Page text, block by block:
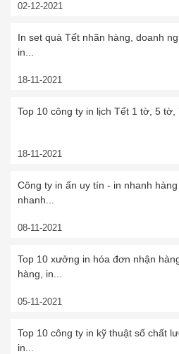
02-12-2021
In set quà Tết nhãn hàng, doanh
in...
18-11-2021
Top 10 công ty in lịch Tết 1 tờ, 5 tờ,
18-11-2021
Công ty in ấn uy tín - in nhanh
nhanh...
08-11-2021
Top 10 xưởng in hóa đơn nhận
hàng, in...
05-11-2021
Top 10 công ty in kỹ thuật số chất
in...